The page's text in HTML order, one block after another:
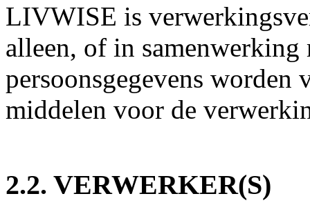
LIVWISE is
alleen, of in samenwerking
persoonsgegevens worden
middelen voor de
2.2. VERWERKER(S)